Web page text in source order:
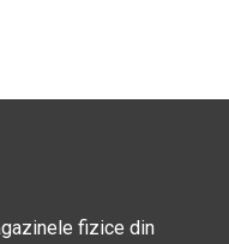
fizice din